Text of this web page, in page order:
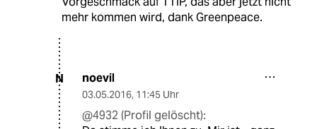
mehr kommen wird, dank Greenpeace.
N noevil
03.05.2016, 11:45 Uhr
@4932 (Profil gelöscht):